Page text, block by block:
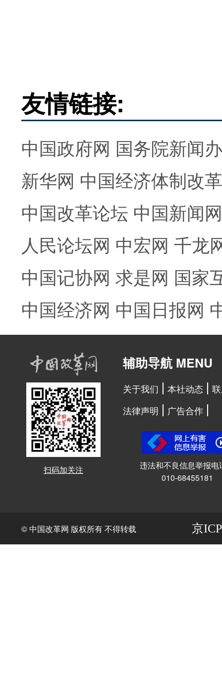
友情链接:
中国政府网 国务院新闻
新华网 中国经济体制改
中国改革论坛 中国新闻网
人民论坛网 中宏网 千龙
中国记协网 求是网 国家
中国经济网 中国日报网
扫码加关注
辅助导航 MENU
关于我们 本社动态
法律声明
广告合作
违法和不良信息举报电
010-68455181
© 中国改革网 版权所有 不得转载 京